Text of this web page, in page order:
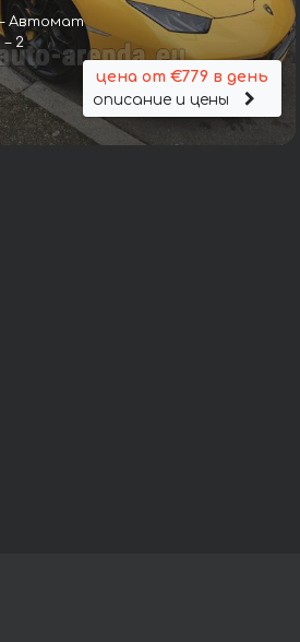
Автомат
2
цена от €779 в день
описание и цены